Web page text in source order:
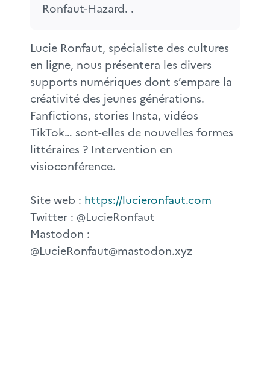
Ronfaut-Hazard. .
Lucie Ronfaut, spécialiste des cultures
en ligne, nous présentera les divers
supports numériques dont s’empare la
créativité des jeunes générations.
Fanfictions, stories Insta, vidéos
TikTok… sont-elles de nouvelles formes
littéraires ? Intervention en
visioconférence.
Site web : https://lucieronfaut.com
Twitter : @LucieRonfaut
Mastodon :
@LucieRonfaut@mastodon.xyz